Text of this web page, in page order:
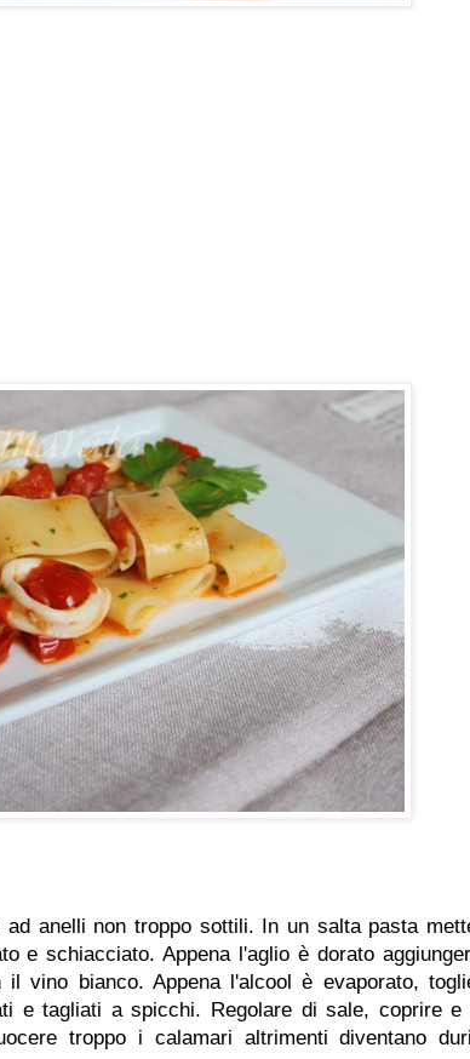
anelli non troppo sottili. In un salta pasta
e schiacciato. Appena l'aglio è dorato
vino bianco. Appena l'alcool è evaporato,
e tagliati a spicchi. Regolare di sale, coprire e
troppo i calamari altrimenti diventano